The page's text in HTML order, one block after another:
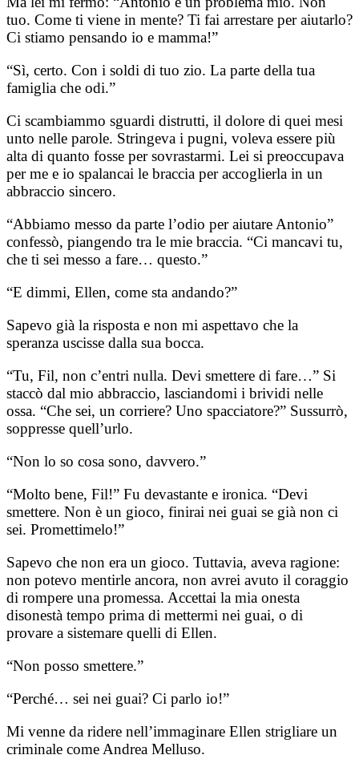
tuo. Come ti viene in mente? Ti fai arrestare per aiutarlo?
Ci stiamo pensando io e mamma!”
“Sì, certo. Con i soldi di tuo zio. La parte della tua
famiglia che odi.”
Ci scambiammo sguardi distrutti, il dolore di quei mesi
unto nelle parole. Stringeva i pugni, voleva essere più
alta di quanto fosse per sovrastarmi. Lei si preoccupava
per me e io spalancai le braccia per accoglierla in un
abbraccio sincero.
“Abbiamo messo da parte l’odio per aiutare Antonio”
confessò, piangendo tra le mie braccia. “Ci mancavi tu,
che ti sei messo a fare… questo.”
“E dimmi, Ellen, come sta andando?”
Sapevo già la risposta e non mi aspettavo che la
speranza uscisse dalla sua bocca.
“Tu, Fil, non c’entri nulla. Devi smettere di fare…” Si
staccò dal mio abbraccio, lasciandomi i brividi nelle
ossa. “Che sei, un corriere? Uno spacciatore?” Sussurrò,
soppresse quell’urlo.
“Non lo so cosa sono, davvero.”
“Molto bene, Fil!” Fu devastante e ironica. “Devi
smettere. Non è un gioco, finirai nei guai se già non ci
sei. Promettimelo!”
Sapevo che non era un gioco. Tuttavia, aveva ragione:
non potevo mentirle ancora, non avrei avuto il coraggio
di rompere una promessa. Accettai la mia onesta
disonestà tempo prima di mettermi nei guai, o di
provare a sistemare quelli di Ellen.
“Non posso smettere.”
“Perché… sei nei guai? Ci parlo io!”
Mi venne da ridere nell’immaginare Ellen strigliare un
criminale come Andrea Melluso.